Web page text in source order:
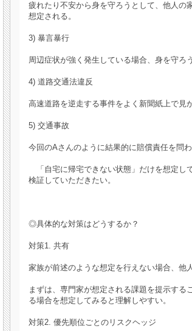
疲れたり不安から身を守ろうとして、他人の
想定される。
3) 暴言暴行
周辺症状が強く発生している場合、身を守ろ
4) 道路交通法違反
高速道路を逆走する事件をよく新聞紙上で見
5) 交通事故
今回のAさんのように結果的に賠償責任を問
「自宅に帰宅できない状態」だけを想定し
検証していただきたい。
◎具体的な対策はどうするか？
対策1. 共有
家族が前述のような想定を行えない場合、他
まずは、専門家が想定される課題を提示す
る場合を想定してみると理解しやすい。
対策2. 優先順位ごとのリスクヘッジ